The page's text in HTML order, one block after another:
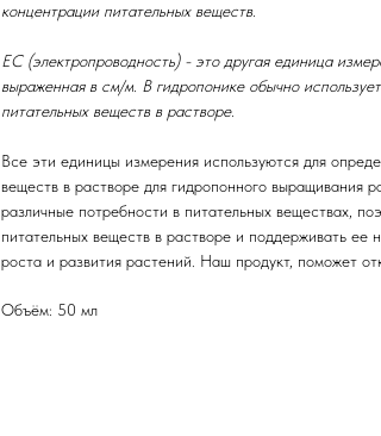
концентрации питательных веществ.
EC (электропроводность) - это другая единица
выраженная в см/м. В гидропонике обычно
питательных веществ в растворе.
Все эти единицы измерения используются для
веществ в растворе для гидропонного выращивания
различные потребности в питательных веществах,
питательных веществ в растворе и поддерживать ее
роста и развития растений. Наш продукт, поможет
Объём: 50 мл